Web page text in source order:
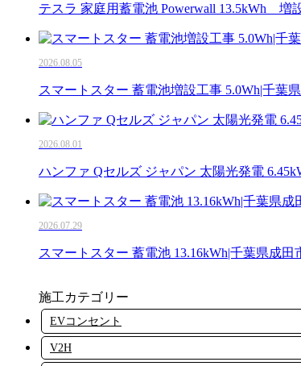
テスラ 家庭用蓄電池 Powerwall 13.5kWh 増
2026.08.05
スマートスター 蓄電池増設工事 5.0Wh|千葉
2026.08.01
ハンファ Qセルズ ジャパン 太陽光発電
2026.07.29
スマートスター 蓄電池 13.16kWh|千葉県成田
施工カテゴリー
EVコンセント
V2H